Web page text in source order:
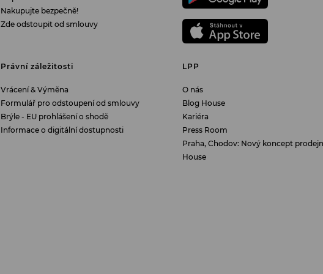
Nakupujte bezpečně!
Zde odstoupit od smlouvy
Právní záležitosti
Vrácení & Výměna
Formulář pro odstoupení od smlouvy
Brýle - EU prohlášení o shodě
Informace o digitální dostupnosti
LPP
O nás
Blog House
Kariéra
Press Room
Praha, Chodov: Nový koncept
House